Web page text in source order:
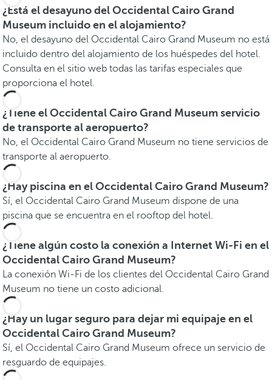
¿Está el desayuno del Occidental Cairo Grand
Museum incluido en el alojamiento?
No, el desayuno del Occidental Cairo Grand Museum no está
incluido dentro del alojamiento de los huéspedes del hotel.
Consulta en el sitio web todas las tarifas especiales que
proporciona el hotel.
¿Tiene el Occidental Cairo Grand Museum servicio
de transporte al aeropuerto?
No, el Occidental Cairo Grand Museum no tiene servicios de
transporte al aeropuerto.
¿Hay piscina en el Occidental Cairo Grand Museum?
Sí, el Occidental Cairo Grand Museum dispone de una
piscina que se encuentra en el rooftop del hotel.
¿Tiene algún costo la conexión a Internet Wi-Fi en el
Occidental Cairo Grand Museum?
La conexión Wi-Fi de los clientes del Occidental Cairo Grand
Museum no tiene un costo adicional.
¿Hay un lugar seguro para dejar mi equipaje en el
Occidental Cairo Grand Museum?
Sí, el Occidental Cairo Grand Museum ofrece un servicio de
resguardo de equipajes.